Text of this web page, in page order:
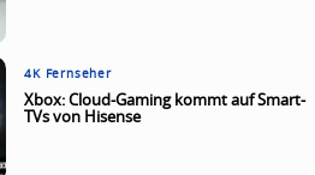
4K Fernseher
Xbox: Cloud-Gaming kommt auf Smart-
TVs von Hisense